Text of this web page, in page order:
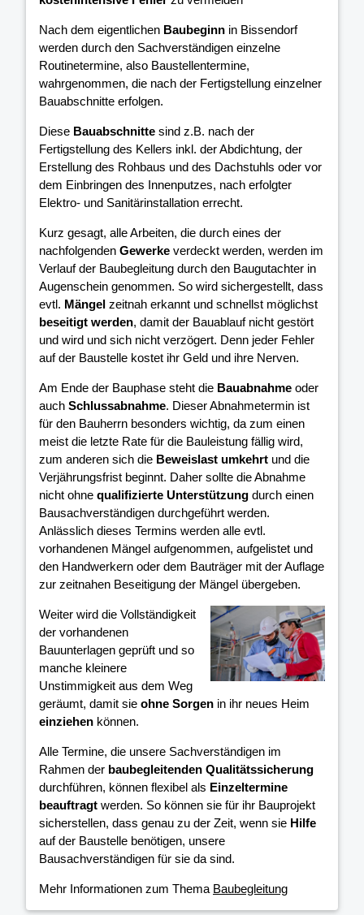
Nach dem eigentlichen Baubeginn in Bissendorf
werden durch den Sachverständigen einzelne
Routinetermine, also Baustellentermine,
wahrgenommen, die nach der Fertigstellung einzelner
Bauabschnitte erfolgen.
Diese Bauabschnitte sind z.B. nach der
Fertigstellung des Kellers inkl. der Abdichtung, der
Erstellung des Rohbaus und des Dachstuhls oder vor
dem Einbringen des Innenputzes, nach erfolgter
Elektro- und Sanitärinstallation errecht.
Kurz gesagt, alle Arbeiten, die durch eines der
nachfolgenden Gewerke verdeckt werden, werden im
Verlauf der Baubegleitung durch den Baugutachter in
Augenschein genommen. So wird sichergestellt, dass
evtl. Mängel zeitnah erkannt und schnellst möglichst
beseitigt werden, damit der Bauablauf nicht gestört
und wird und sich nicht verzögert. Denn jeder Fehler
auf der Baustelle kostet ihr Geld und ihre Nerven.
Am Ende der Bauphase steht die Bauabnahme oder
auch Schlussabnahme. Dieser Abnahmetermin ist
für den Bauherrn besonders wichtig, da zum einen
meist die letzte Rate für die Bauleistung fällig wird,
zum anderen sich die Beweislast umkehrt und die
Verjährungsfrist beginnt. Daher sollte die Abnahme
nicht ohne qualifizierte Unterstützung durch einen
Bausachverständigen durchgeführt werden.
Anlässlich dieses Termins werden alle evtl.
vorhandenen Mängel aufgenommen, aufgelistet und
den Handwerkern oder dem Bauträger mit der Auflage
zur zeitnahen Beseitigung der Mängel übergeben.
Weiter wird die Vollständigkeit
der vorhandenen
Bauunterlagen geprüft und so
manche kleinere
Unstimmigkeit aus dem Weg
geräumt, damit sie ohne Sorgen in ihr neues Heim
einziehen können.
Alle Termine, die unsere Sachverständigen im
Rahmen der baubegleitenden Qualitätssicherung
durchführen, können flexibel als Einzeltermine
beauftragt werden. So können sie für ihr Bauprojekt
sicherstellen, dass genau zu der Zeit, wenn sie Hilfe
auf der Baustelle benötigen, unsere
Bausachverständigen für sie da sind.
Mehr Informationen zum Thema Baubegleitung